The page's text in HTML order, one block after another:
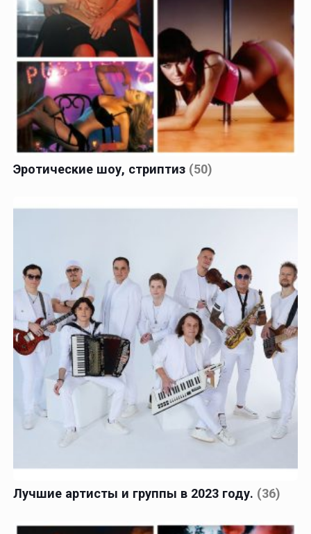
Эротические шоу, стриптиз (50)
Лучшие артисты и группы в 2023 году. (36)